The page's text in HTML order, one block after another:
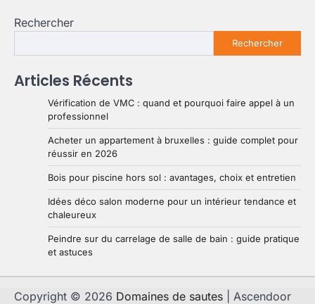
Rechercher
Rechercher
Articles Récents
Vérification de VMC : quand et pourquoi faire appel à un
professionnel
Acheter un appartement à bruxelles : guide complet pour
réussir en 2026
Bois pour piscine hors sol : avantages, choix et entretien
Idées déco salon moderne pour un intérieur tendance et
chaleureux
Peindre sur du carrelage de salle de bain : guide pratique
et astuces
Copyright © 2026 Domaines de sautes | Ascendoor